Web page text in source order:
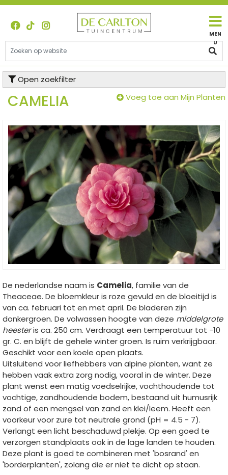
G
c
Open zoekfilter
CAMELIA Voeg toe aan Mijn Planten
De nederlandse naam is Camelia, familie van de
Theaceae. De bloemkleur is roze gevuld en de bloeitijd is
van ca. februari tot en met april. De bladeren zijn
donkergroen. De volwassen hoogte van deze middelgrote
heesteris ca. 250 cm. Verdraagt een temperatuur tot -10
gr. C. en blijft de gehele winter groen. Is ruim verkrijgbaar.
Geschikt voor een koele open plaats.
Uitsluitend voor liefhebbers van alpine planten, want ze
hebben vaak extra zorg nodig, vooral in de winter. Deze
plant wenst een matig voedselrijke, vochthoudende tot
vochtige, zandhoudende bodem, bestaand uit humusrijk
zand of een mengsel van zand en klei/leem. Heeft een
voorkeur voor zure tot neutrale grond (pH = 4.5 - 7).
Verlangt een licht beschaduwd plekje. Op een goed te
verzorgen standplaats ook in de lage landen te houden.
Deze plant is goed te combineren met 'bosrand' en
'borderplanten', zolang die er niet te dicht op staan.